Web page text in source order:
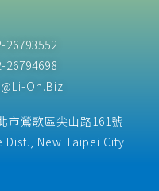
On.Biz
市鶯歌區尖山路161號
Dist., New Taipei City